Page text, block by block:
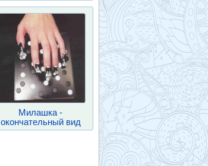
Милашка -
окончательный вид